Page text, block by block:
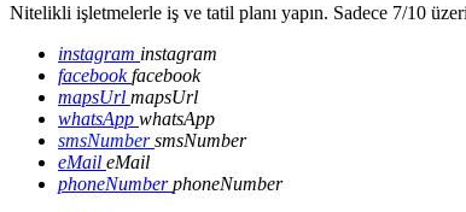
Nitelikli işletmelerle iş ve tatil planı yapın. Sadece 7/10
instagram instagram
facebookfacebook
mapsUrl mapsUrl
whatsApp whatsApp
smsNumbersmsNumber
eMail eMail
phoneNumberphoneNumber